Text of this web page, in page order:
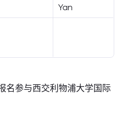
Yan
名参与西交利物浦大学国际